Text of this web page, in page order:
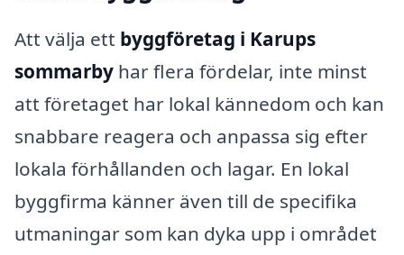
Att välja ett byggföretag i Karups
sommarby har flera fördelar, inte minst
att företaget har lokal kännedom och kan
snabbare reagera och anpassa sig efter
lokala förhållanden och lagar. En lokal
byggfirma känner även till de specifika
utmaningar som kan dyka upp i området